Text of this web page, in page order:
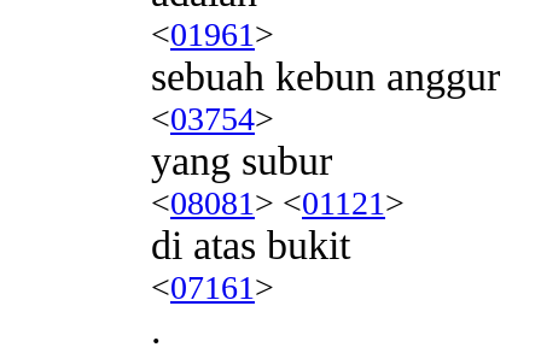
<01961>
sebuah kebun anggur
<03754>
yang subur
<08081> <01121>
di atas bukit
<07161>
.